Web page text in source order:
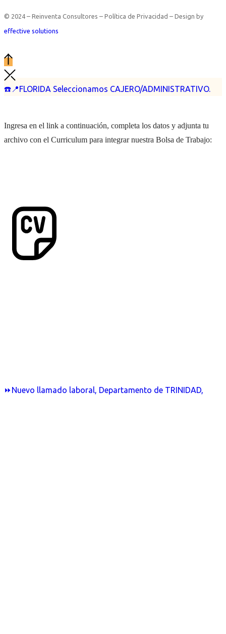
☎️📍FLORIDA Seleccionamos CAJERO/ADMINISTRATIVO.
⏩Nuevo llamado laboral, Departamento de TRINIDAD,
© 2024 – Reinventa Consultores – Política de Privacidad – Design by
effective solutions
Ingresa en el link a continuación, completa los datos y adjunta tu
archivo con el Curriculum para integrar nuestra Bolsa de Trabajo: